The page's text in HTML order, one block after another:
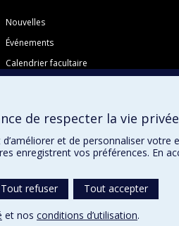
Nouvelles
Événements
Calendrier facultaire
Offres d’emploi
des témoins
de respecter la vie privée
et de personnaliser
enregistrent vos préférences.
Tout refuser
Tout accepter
et nos conditions d’utilisation.